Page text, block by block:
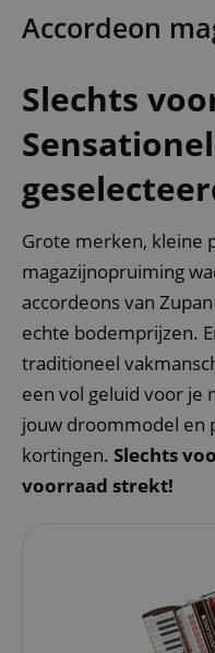
Accordeon
Slechts
Grote merken, kleine
magazijnopruiming
accordeons van
echte bodemprijzen.
traditioneel
een vol geluid voor je
jouw droommodel en
kortingen. Slechts
voorraad strekt!